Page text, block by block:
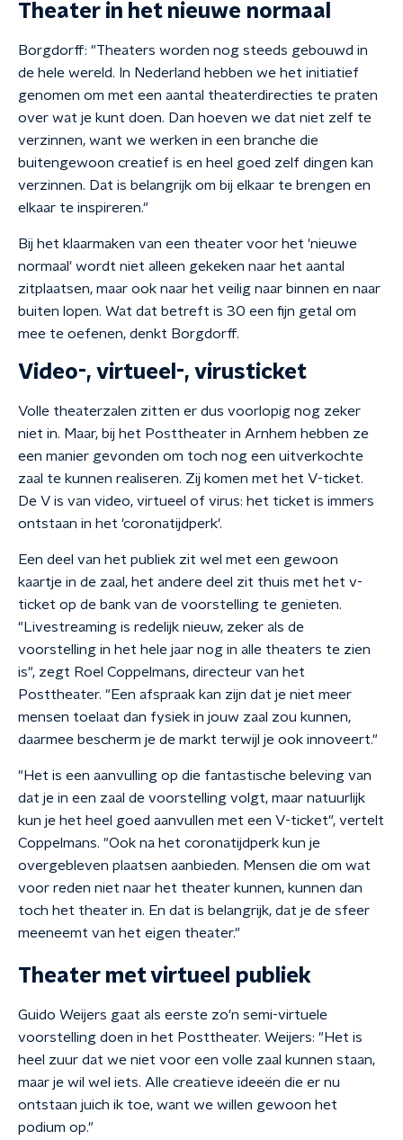
Theater in het nieuwe normaal
Borgdorff: "Theaters worden nog steeds gebouwd in
de hele wereld. In Nederland hebben we het initiatief
genomen om met een aantal theaterdirecties te praten
over wat je kunt doen. Dan hoeven we dat niet zelf te
verzinnen, want we werken in een branche die
buitengewoon creatief is en heel goed zelf dingen kan
verzinnen. Dat is belangrijk om bij elkaar te brengen en
elkaar te inspireren."
Bij het klaarmaken van een theater voor het 'nieuwe
normaal' wordt niet alleen gekeken naar het aantal
zitplaatsen, maar ook naar het veilig naar binnen en naar
buiten lopen. Wat dat betreft is 30 een fijn getal om
mee te oefenen, denkt Borgdorff.
Video-, virtueel-, virusticket
Volle theaterzalen zitten er dus voorlopig nog zeker
niet in. Maar, bij het Posttheater in Arnhem hebben ze
een manier gevonden om toch nog een uitverkochte
zaal te kunnen realiseren. Zij komen met het V-ticket.
De V is van video, virtueel of virus: het ticket is immers
ontstaan in het 'coronatijdperk'.
Een deel van het publiek zit wel met een gewoon
kaartje in de zaal, het andere deel zit thuis met het v-
ticket op de bank van de voorstelling te genieten.
"Livestreaming is redelijk nieuw, zeker als de
voorstelling in het hele jaar nog in alle theaters te zien
is", zegt Roel Coppelmans, directeur van het
Posttheater. "Een afspraak kan zijn dat je niet meer
mensen toelaat dan fysiek in jouw zaal zou kunnen,
daarmee bescherm je de markt terwijl je ook innoveert."
"Het is een aanvulling op die fantastische beleving van
dat je in een zaal de voorstelling volgt, maar natuurlijk
kun je het heel goed aanvullen met een V-ticket", vertelt
Coppelmans. "Ook na het coronatijdperk kun je
overgebleven plaatsen aanbieden. Mensen die om wat
voor reden niet naar het theater kunnen, kunnen dan
toch het theater in. En dat is belangrijk, dat je de sfeer
meeneemt van het eigen theater."
Theater met virtueel publiek
Guido Weijers gaat als eerste zo'n semi-virtuele
voorstelling doen in het Posttheater. Weijers: "Het is
heel zuur dat we niet voor een volle zaal kunnen staan,
maar je wil wel iets. Alle creatieve ideeën die er nu
ontstaan juich ik toe, want we willen gewoon het
podium op."